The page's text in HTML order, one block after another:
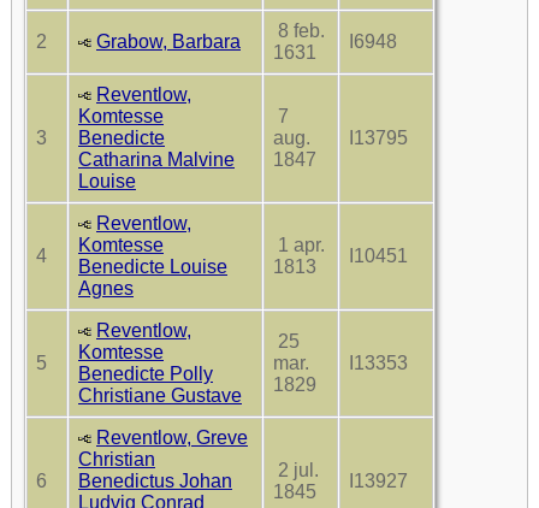
2 Grabow, Barbara
8 feb.
1631
I6948
3
Reventlow,
Komtesse
Benedicte
Catharina Malvine
Louise
7
aug.
1847
I13795
4
Reventlow,
Komtesse
Benedicte Louise
Agnes
1 apr.
1813
I10451
5
Reventlow,
Komtesse
Benedicte Polly
Christiane Gustave
25
mar.
1829
I13353
6
Reventlow, Greve
Christian
Benedictus Johan
Ludvig Conrad
2 jul.
1845
I13927